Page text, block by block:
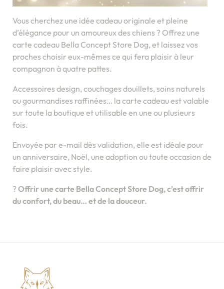
Vous cherchez une idée cadeau originale et pleine
d’élégance pour un amoureux des chiens ? Offrez une
carte cadeau Bella Concept Store Dog, et laissez vos
proches choisir eux-mêmes ce qui fera plaisir à leur
compagnon à quatre pattes.
Accessoires design, couchages douillets, soins naturels
ou gourmandises raffinées… la carte cadeau est valable
sur toute la boutique et utilisable en une ou plusieurs
fois.
Envoyée par e-mail dès validation, elle est idéale pour
un anniversaire, Noël, une adoption ou toute occasion de
faire plaisir avec style.
? Offrir une carte Bella Concept Store Dog, c’est offrir
du confort, du beau… et de la douceur.